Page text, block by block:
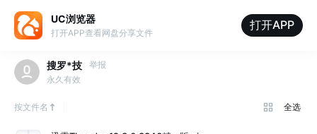
UC浏览器
打开APP查看网盘分享文件
打开APP
搜罗*技
举报
永久有效
按文件名 全选